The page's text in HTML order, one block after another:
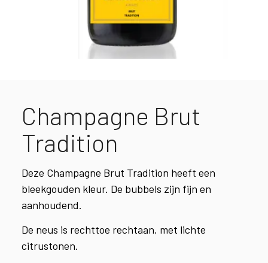
Champagne Brut
Tradition
Deze Champagne Brut Tradition heeft een
bleekgouden kleur. De bubbels zijn fijn en
aanhoudend.
De neus is rechttoe rechtaan, met lichte
citrustonen.